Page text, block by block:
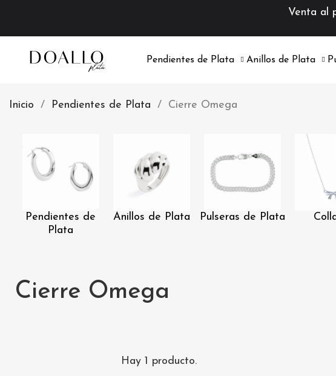
Venta al
Pendientes de Plata Anillos de Plata
Inicio Pendientes de Plata Cierre Omega
Pendientes de
Plata
Anillos de Plata Pulseras de Plata
Cierre Omega
Hay 1 producto.